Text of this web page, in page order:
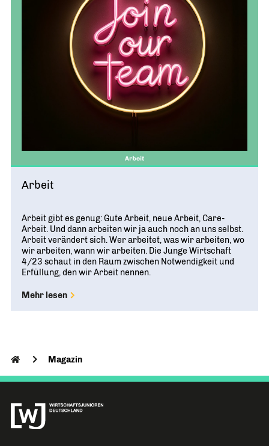
Arbeit
Arbeit gibt es genug: Gute Arbeit, neue Arbeit, Care-
Arbeit. Und dann arbeiten wir ja auch noch an uns selbst.
Arbeit verändert sich. Wer arbeitet, was wir arbeiten, wo
wir arbeiten, wann wir arbeiten. Die Junge Wirtschaft
4/23 schaut in den Raum zwischen Notwendigkeit und
Erfüllung, den wir Arbeit nennen.
Mehr lesen
Magazin